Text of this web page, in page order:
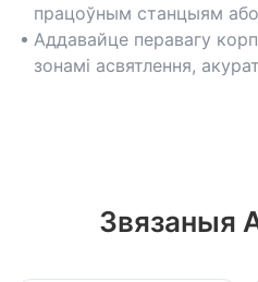
працоўным станцыям
візуальны эфект.
Аддавайце перавагу
зонамі асвятлення,
Звязаныя